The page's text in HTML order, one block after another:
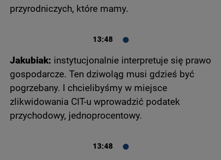
przyrodniczych, które mamy.
13:48
Jakubiak: instytucjonalnie interpretuje się prawo
gospodarcze. Ten dziwoląg musi gdzieś być
pogrzebany. I chcielibyśmy w miejsce
zlikwidowania CIT-u wprowadzić podatek
przychodowy, jednoprocentowy.
13:48